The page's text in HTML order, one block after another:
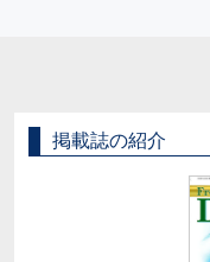
掲載誌の紹介